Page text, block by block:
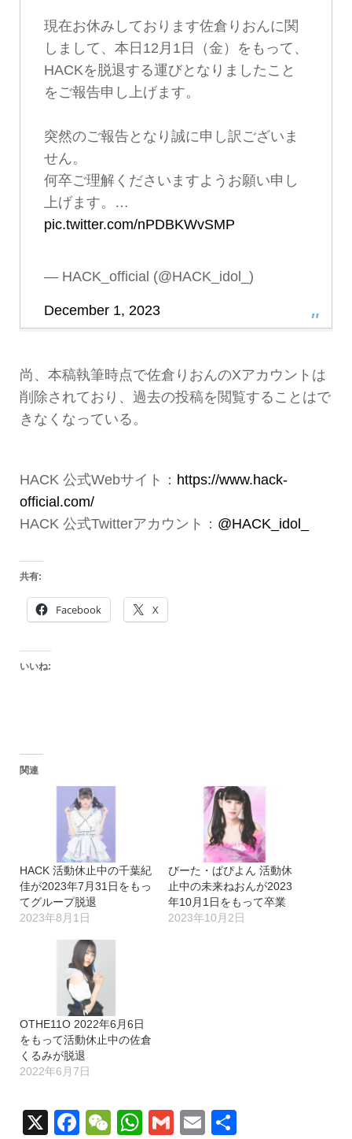
現在お休みしております佐倉りおんに関
しまして、本日12月1日（金）をもって、
HACKを脱退する運びとなりましたこと
をご報告申し上げます。
突然のご報告となり誠に申し訳ございま
せん。
何卒ご理解くださいますようお願い申し
上げます。…
pic.twitter.com/nPDBKWvSMP
— HACK_official (@HACK_idol_)
December 1, 2023
尚、本稿執筆時点で佐倉りおんのXアカウントは
削除されており、過去の投稿を閲覧することはで
きなくなっている。
HACK 公式Webサイト： https://www.hack-
official.com/
HACK 公式Twitterアカウント： @HACK_idol_
共有:
Facebook X
いいね:
関連
HACK 活動休止中の千葉紀
佳が2023年7月31日をもっ
てグループ脱退
2023年8月1日
びーた・ぱぴよん 活動休
止中の未来ねおんが2023
年10月1日をもって卒業
2023年10月2日
OTHE11O 2022年6月6日
をもって活動休止中の佐倉
くるみが脱退
2022年6月7日
X Facebook
WeChat
WhatsApp
GmailEmail